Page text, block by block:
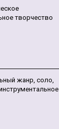
творчество
жанр, соло,